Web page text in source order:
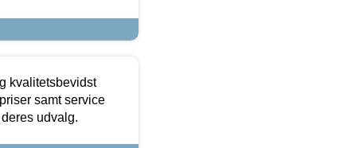
kvalitetsbevidst
samt service
udvalg.